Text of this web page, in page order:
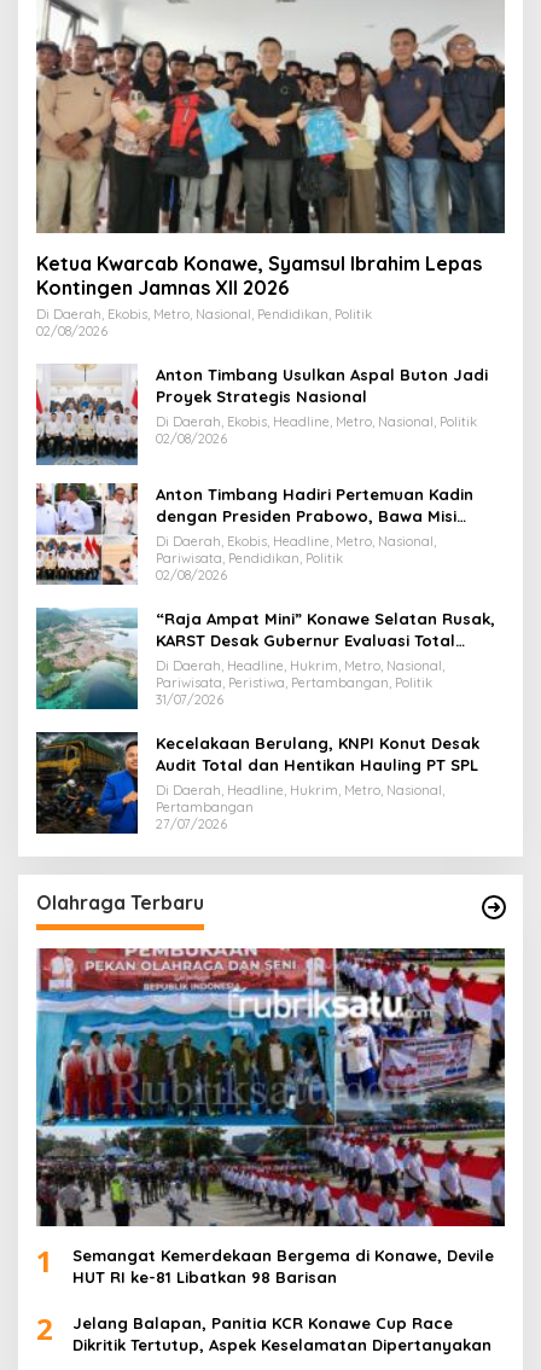
Ketua Kwarcab Konawe, Syamsul Ibrahim Lepas
Kontingen Jamnas XII 2026
Di Daerah, Ekobis, Metro, Nasional, Pendidikan, Politik
02/08/2026
Anton Timbang Usulkan Aspal Buton Jadi
Proyek Strategis Nasional
Di Daerah, Ekobis, Headline, Metro, Nasional, Politik
02/08/2026
Anton Timbang Hadiri Pertemuan Kadin
dengan Presiden Prabowo, Bawa Misi
Majukan Ekonomi Sultra
Di Daerah, Ekobis, Headline, Metro, Nasional,
Pariwisata, Pendidikan, Politik
02/08/2026
“Raja Ampat Mini” Konawe Selatan Rusak,
KARST Desak Gubernur Evaluasi Total
Dispar Sultra
Di Daerah, Headline, Hukrim, Metro, Nasional,
Pariwisata, Peristiwa, Pertambangan, Politik
31/07/2026
Kecelakaan Berulang, KNPI Konut Desak
Audit Total dan Hentikan Hauling PT SPL
Di Daerah, Headline, Hukrim, Metro, Nasional,
Pertambangan
27/07/2026
Olahraga Terbaru
1
Semangat Kemerdekaan Bergema di Konawe, Devile
HUT RI ke-81 Libatkan 98 Barisan
2
Jelang Balapan, Panitia KCR Konawe Cup Race
Dikritik Tertutup, Aspek Keselamatan Dipertanyakan